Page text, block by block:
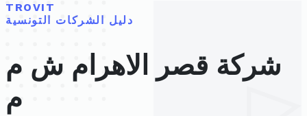
TROVIT
دليل الشركات التونسية
شركة قصر الاهرام ش م
م